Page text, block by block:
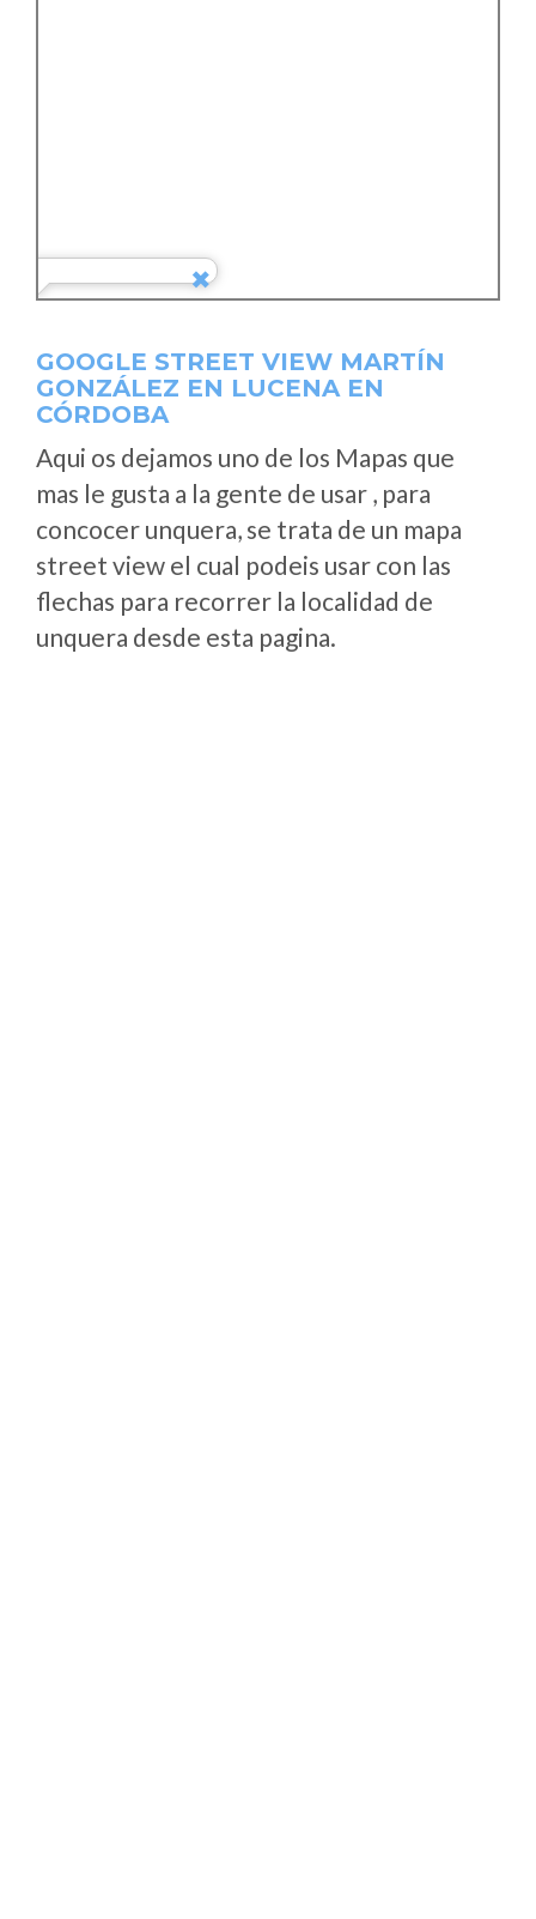
GOOGLE STREET VIEW MARTÍN
GONZÁLEZ EN LUCENA EN
CÓRDOBA
Aqui os dejamos uno de los Mapas que
mas le gusta a la gente de usar , para
concocer unquera, se trata de un mapa
street view el cual podeis usar con las
flechas para recorrer la localidad de
unquera desde esta pagina.